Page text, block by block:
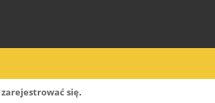
zarejestrować się.